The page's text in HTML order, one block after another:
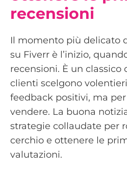
recensioni
Il momento più delicato
su Fiverr è l’inizio,
recensioni. È un classico
clienti scelgono
feedback positivi, ma
vendere. La buona
strategie collaudate per
cerchio e ottenere le
valutazioni.